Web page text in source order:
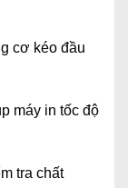
cơ kéo đầu
máy in tốc độ
tra chất